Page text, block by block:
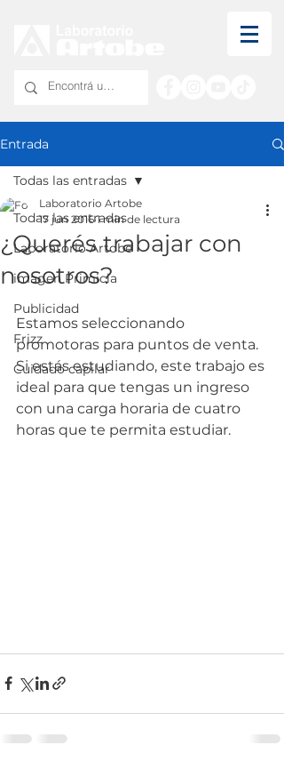
Entrada
Todas las entradas
Laboratorio Artobe
imagen Primicia
Publicidad
Frizz
Cuidado capilar
Todas las entradas
¿Querés trabajar con
nosotros?
Laboratorio Artobe
17 jun 2016 1 min de lectura
Estamos seleccionando
promotoras para puntos de venta.
Si estás estudiando, este trabajo es
ideal para que tengas un ingreso
con una carga horaria de cuatro
horas que te permita estudiar.